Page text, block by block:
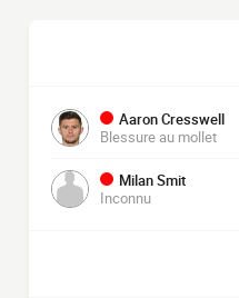
Aaron Cresswell
Blessure au mollet
Milan Smit
Inconnu